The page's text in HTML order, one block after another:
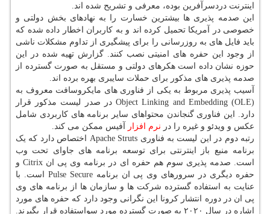
اینترنت دردسرآفرین بوده، معرفی و تشریح شده اند.
این صدمه پذیری ها بیشترین خسارت را به نهادهای بخش دولتی و
خصوصی در آمریکا تحمیل کرده اند و به کاربران اخطار داده شده که
باید فایل های به روزرسانی را برای پیشگیری از تداوم مشکلات ناشی
از وجود این حفره های امنیتی نصب کنند. گزارش تهیه شده در این
حوزه نشان داده است هکرهای دولتی و مستقل به صورت گسترده از
صدمه پذیری های مذکور برای حملات سایبری بهره برده اند.
آسیب پذیری مربوط به یکی از فناوری های مایکروسافت معروف به
Object Linking and Embedding (OLE) در صدر لیست مذکور قرار
دارد. این فناوری گنجاندن محتواهای سایر برنامه های کاربردی شامل
عکس و ویدئو و غیره را در نرم افزار
آفیس ممکن می کند.
رتبه دوم در این لیست به فناوری Apache Struts اختصاص دارد که یک
برنامه منبع باز اینترنتی برای توسعه برنامه های جاوای تحت وب
است. صدمه پذیری سوم هم حفره ای در برنامه وی پی ان Citrix و
حفره دیگری در سرورهای وی پی ان برنامه Pulse Secure است. با
عنایت به استفاده گسترده شرکت ها و سازمان ها از برنامه های وی
پی ان در دوره انتشار کرونا این نگرانی وجود دارد که حفره های مورد
اشاره در سال ۲۰۲۰ به صورت گسترده مورد سواستفاده قرار بگیرند.